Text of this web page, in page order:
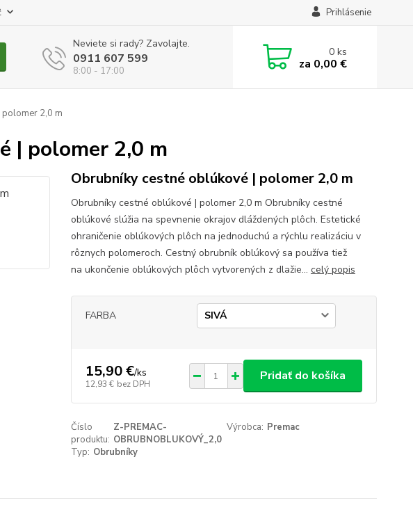
Prihlásenie
Neviete si rady? Zavolajte.
0911 607 599
8:00 - 17:00
0ks
za 0,00 €
polomer 2,0 m
| polomer 2,0 m
Obrubníky cestné oblúkové | polomer 2,0 m
Obrubníky cestné oblúkové | polomer 2,0 m Obrubníky cestné
oblúkové slúžia na spevnenie okrajov dláždených plôch. Estetické
ohraničenie oblúkových plôch na jednoduchú a rýchlu realizáciu v
rôznych polomeroch. Cestný obrubník oblúkový sa používa tiež
na ukončenie oblúkových plôch vytvorených z dlažie... celý popis
FARBA
15,90 €/ks
12,93 € bez DPH
Pridať do košíka
Číslo
produktu:
Z-PREMAC-
OBRUBNOBLUKOVÝ_2,0
Výrobca: Premac
Typ: Obrubníky